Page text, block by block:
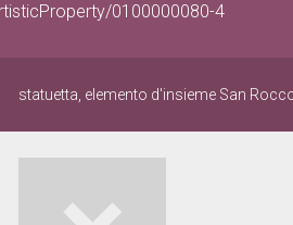
0100000080-4
statuetta, elemento d'insieme San